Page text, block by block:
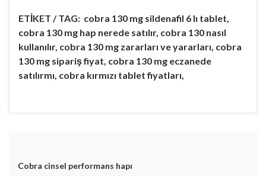
ETİKET / TAG: cobra 130 mg sildenafil 6 lı tablet,
cobra 130 mg hap nerede satılır, cobra 130 nasıl
kullanılır, cobra 130 mg zararları ve yararları, cobra
130 mg sipariş fiyat, cobra 130 mg eczanede
satılırmı, cobra kırmızı tablet fiyatları,
Cobra cinsel performans hapı